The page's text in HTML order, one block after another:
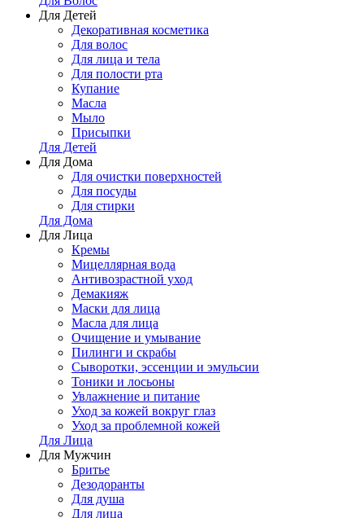
Для Детей
Декоративная косметика
Для волос
Для лица и тела
Для полости рта
Купание
Масла
Мыло
Присыпки
Для Детей
Для Дома
Для очистки поверхностей
Для посуды
Для стирки
Для Дома
Для Лица
Кремы
Мицеллярная вода
Антивозрастной уход
Демакияж
Маски для лица
Масла для лица
Очищение и умывание
Пилинги и скрабы
Сыворотки, эссенции и эмульсии
Тоники и лосьоны
Увлажнение и питание
Уход за кожей вокруг глаз
Уход за проблемной кожей
Для Лица
Для Мужчин
Бритье
Дезодоранты
Для душа
Для лица